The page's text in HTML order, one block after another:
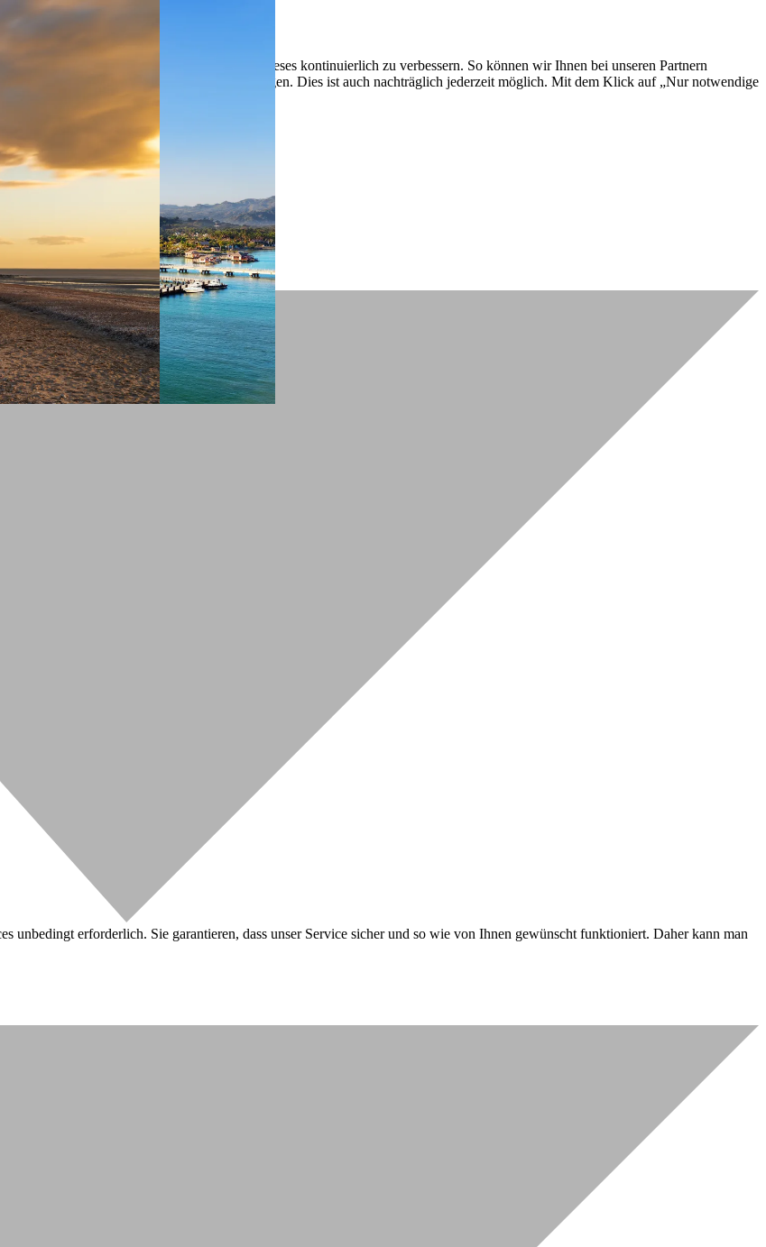
Nutzungserlebnis zu servieren und dieses kontinuierlich zu verbessern. So können wir Ihnen bei unseren Partnern
Sie Ihre persönlichen Präferenzen festlegen. Dies ist auch nachträglich jederzeit möglich. Mit dem Klick auf „Nur notwendige
unbedingt erforderlich. Sie garantieren, dass unser Service sicher und so wie von Ihnen gewünscht funktioniert. Daher kann man